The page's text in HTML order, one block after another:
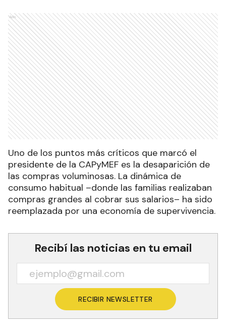
Ads
Uno de los puntos más críticos que marcó el
presidente de la CAPyMEF es la desaparición de
las compras voluminosas. La dinámica de
consumo habitual –donde las familias realizaban
compras grandes al cobrar sus salarios– ha sido
reemplazada por una economía de supervivencia.
Recibí las noticias en tu email
RECIBIR NEWSLETTER